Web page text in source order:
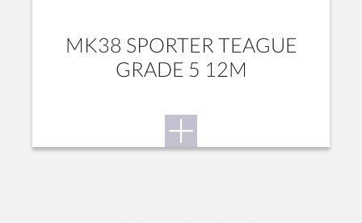
MK38 SPORTER TEAGUE
GRADE 5 12M